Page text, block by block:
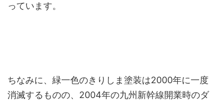
っています。
ちなみに、緑一色のきりしま塗装は2000年に一度
消滅するものの、2004年の九州新幹線開業時のダ